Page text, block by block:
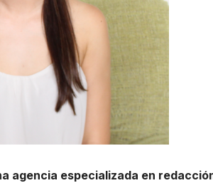
agencia especializada en